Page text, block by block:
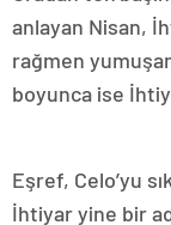
anlayan Nisan,
rağmen
boyunca ise
Eşref, Celo’yu
İhtiyar yine bir